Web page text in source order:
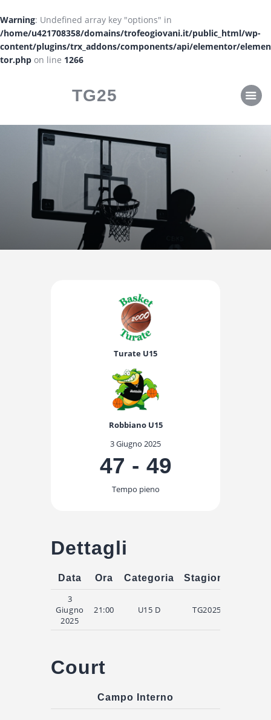
Warning: Undefined array key "options" in
/home/u421708358/domains/trofeogiovani.it/public_html/wp-
content/plugins/trx_addons/components/api/elementor/elemen
tor.php on line 1266
TG25
CALENDARI
Turate U15
Robbiano U15
3 Giugno 2025
47 - 49
Tempo pieno
Dettagli
Data Ora Categoria Stagione
3
Giugno
2025
21:00 U15 D TG2025
Court
Campo Interno